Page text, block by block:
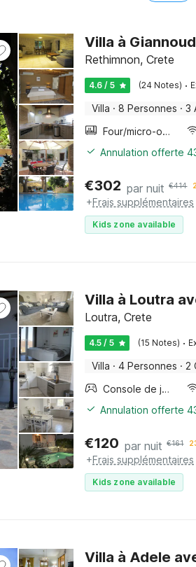
Villa à
Rethimnon, Crete
4.6 / 5 (24 Notes) ·
Villa · 8 Personnes · 3
Four/micro-onde combinés
Annulation offerte
€302 par nuit €414
+Frais supplémentaires
Kids zone available
Villa à Loutra
Loutra, Crete
4.5 / 5 (15 Notes) ·
Villa · 4 Personnes · 2
Console de jeux
Annulation offerte
€120 par nuit €161
+Frais supplémentaires
Kids zone available
Villa à Adele